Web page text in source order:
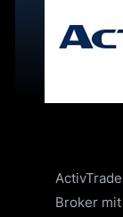
Broker